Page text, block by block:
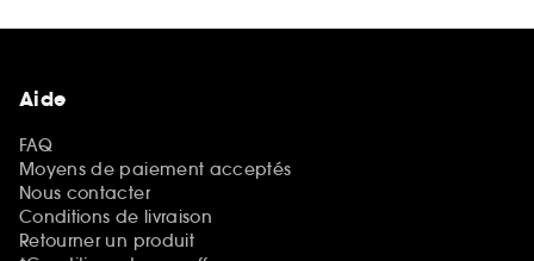
Aide
FAQ
Moyens de paiement acceptés
Nous contacter
Conditions de livraison
Retourner un produit